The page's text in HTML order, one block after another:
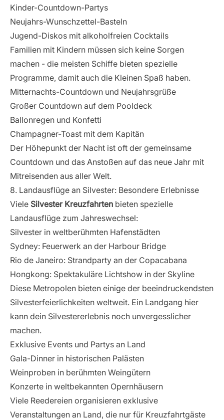
Kinder-Countdown-Partys
Neujahrs-Wunschzettel-Basteln
Jugend-Diskos mit alkoholfreien Cocktails
Familien mit Kindern müssen sich keine Sorgen
machen - die meisten Schiffe bieten spezielle
Programme, damit auch die Kleinen Spaß haben.
Mitternachts-Countdown und Neujahrsgrüße
Großer Countdown auf dem Pooldeck
Ballonregen und Konfetti
Champagner-Toast mit dem Kapitän
Der Höhepunkt der Nacht ist oft der gemeinsame
Countdown und das Anstoßen auf das neue Jahr mit
Mitreisenden aus aller Welt.
8. Landausflüge an Silvester: Besondere Erlebnisse
Viele Silvester Kreuzfahrten bieten spezielle
Landausflüge zum Jahreswechsel:
Silvester in weltberühmten Hafenstädten
Sydney: Feuerwerk an der Harbour Bridge
Rio de Janeiro: Strandparty an der Copacabana
Hongkong: Spektakuläre Lichtshow in der Skyline
Diese Metropolen bieten einige der beeindruckendsten
Silvesterfeierlichkeiten weltweit. Ein Landgang hier
kann dein Silvestererlebnis noch unvergesslicher
machen.
Exklusive Events und Partys an Land
Gala-Dinner in historischen Palästen
Weinproben in berühmten Weingütern
Konzerte in weltbekannten Opernhäusern
Viele Reedereien organisieren exklusive
Veranstaltungen an Land, die nur für Kreuzfahrtgäste